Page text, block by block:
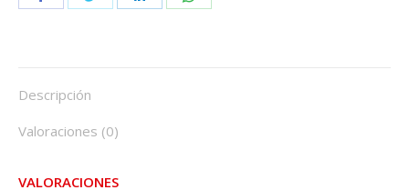
Descripción
Valoraciones (0)
VALORACIONES